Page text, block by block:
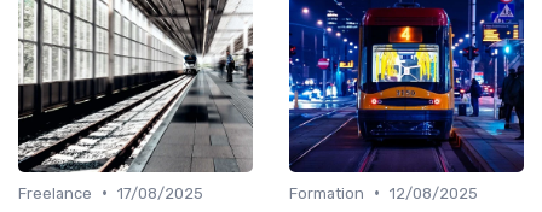
Freelance • 17/08/2025
Formation • 12/08/2025